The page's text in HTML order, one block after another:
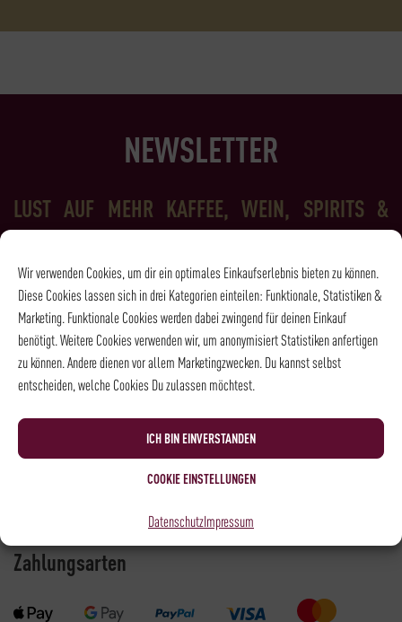
Wir verwenden Cookies, um dir ein optimales Einkaufserlebnis bieten zu können.
Diese Cookies lassen sich in drei Kategorien einteilen: Funktionale, Statistiken &
Marketing. Funktionale Cookies werden dabei zwingend für deinen Einkauf
benötigt. Weitere Cookies verwenden wir, um anonymisiert Statistiken anfertigen
zu können. Andere dienen vor allem Marketingzwecken. Du kannst selbst
entscheiden, welche Cookies Du zulassen möchtest.
ICH BIN EINVERSTANDEN
COOKIE EINSTELLUNGEN
DatenschutzImpressum
NEWSLETTER
LUST AUF MEHR KAFFEE, WEIN, SPIRITS &
FEINKOST?
Dann melde Dich einfach für den Rehorik Newsletter an und wir
halten Dich auf dem Laufenden - Erfahre immer als Erstes, was es
Neues bei Rehorik gibt!
Datenschutzbestimmungengelesen und bin damit
einverstanden.
Zahlungsarten